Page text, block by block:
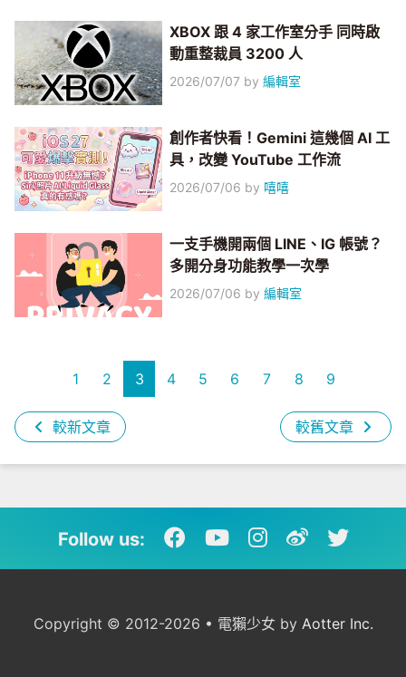
XBOX 跟 4 家工作室分手 同時啟
動重整裁員 3200 人
2026/07/07 by編輯室
創作者快看！Gemini 這幾個 AI 工
具，改變 YouTube 工作流
2026/07/06 by 嘻嘻
一支手機開兩個 LINE、IG 帳號？
多開分身功能教學一次學
2026/07/06 by編輯室
較新文章
1 2 3 4 5 6 7 8 9
較舊文章
Follow us:
Copyright © 2012-2026 • 電獺少女 by Aotter Inc.